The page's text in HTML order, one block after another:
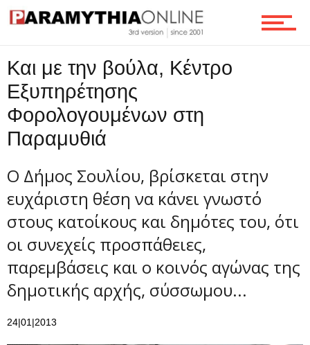
Ροή
Επικοινωνία
Και με την βούλα, Κέντρο
Εξυπηρέτησης
Φορολογουμένων στη
Παραμυθιά
Ο Δήμος Σουλίου, βρίσκεται στην
ευχάριστη θέση να κάνει γνωστό
στους κατοίκους και δημότες του, ότι
οι συνεχείς προσπάθειες,
παρεμβάσεις και ο κοινός αγώνας της
δημοτικής αρχής, σύσσωμου...
24|01|2013